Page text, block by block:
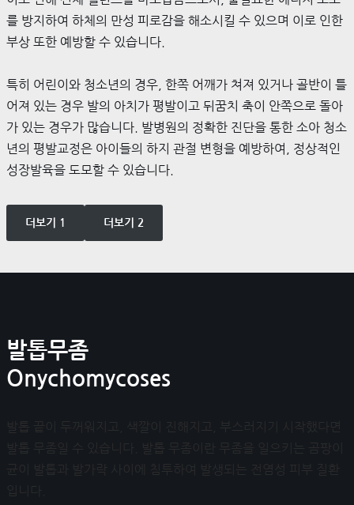
를 방지하여 하체의 만성 피로감을 해소시킬 수 있으며 이로 인한
부상 또한 예방할 수 있습니다.
특히 어린이와 청소년의 경우, 한쪽 어깨가 쳐져 있거나 골반이 틀
어져 있는 경우 발의 아치가 평발이고 뒤꿈치 축이 안쪽으로 돌아
가 있는 경우가 많습니다. 발병원의 정확한 진단을 통한 소아 청소
년의 평발교정은 아이들의 하지 관절 변형을 예방하여, 정상적인
성장발육을 도모할 수 있습니다.
더보기 1 더보기 2
발톱무좀
Onychomycoses
발톱 끝이 두꺼워지고, 색깔이 진해지고, 부스러지기 시작했다면
발톱 무좀일 수 있습니다. 발톱 무좀이란 무좀을 일으키는 곰팡이
균이 발톱과 발가락 사이에 침투하여 발생되는 전염성 피부 질환
입니다.